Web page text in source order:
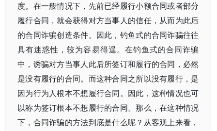
度。在一般情况下，先前已经履行小额合同或者部分
履行合同，就会获得对方当事人的信任，从而为此后
的合同诈骗创造条件。因此，钓鱼式的合同诈骗往往
具有迷惑性，较为容易得逞。在钓鱼式的合同诈骗
中，诱骗对方当事人此后所签订和履行的合同，必然
是没有履行的合同。而这种合同之所以没有履行，是
因为行为人根本不想履行合同。因此，这种情况也可
以称为签订根本不想履行的合同。那么，在这种情况
下，合同诈骗的方法到底是什么呢？从客观上来看，